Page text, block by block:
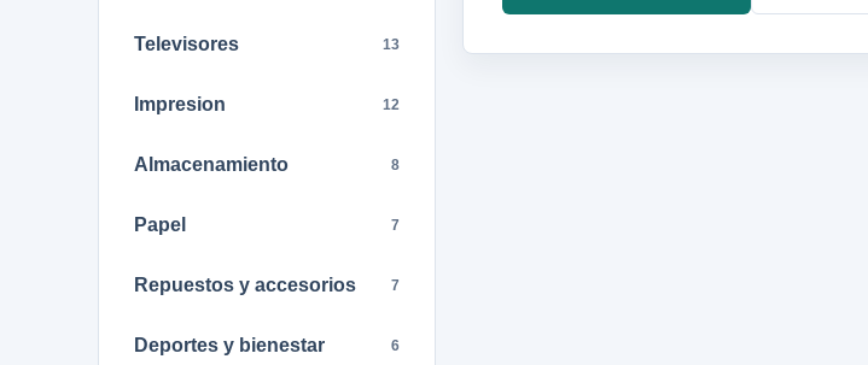
Televisores 13
Impresion 12
Almacenamiento 8
Papel 7
Repuestos y accesorios 7
Deportes y bienestar 6